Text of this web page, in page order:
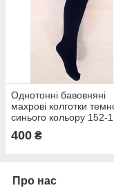
Однотонні бавовняні
махрові колготки
синього кольору 152-
см
400 ₴
Про нас